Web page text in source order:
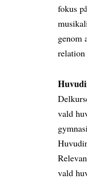
fokus
genom
vald
vald